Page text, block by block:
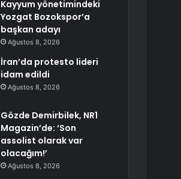
Kayyum yönetimindeki
Yozgat Bozokspor’a
başkan adayı
Ağustos 8, 2026
İran’da protesto lideri
idam edildi
Ağustos 8, 2026
Gözde Demirbilek, NR1
Magazin’de: ‘Son
assolist olarak var
olacağım!’
Ağustos 8, 2026